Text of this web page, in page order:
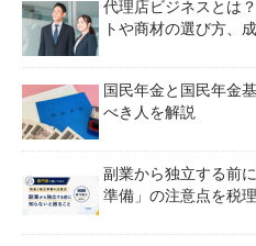
代理店ビジネスとは
トや商材の選び方、
国民年金と国民年金
べき人を解説
副業から独立する前
準備」の注意点を税